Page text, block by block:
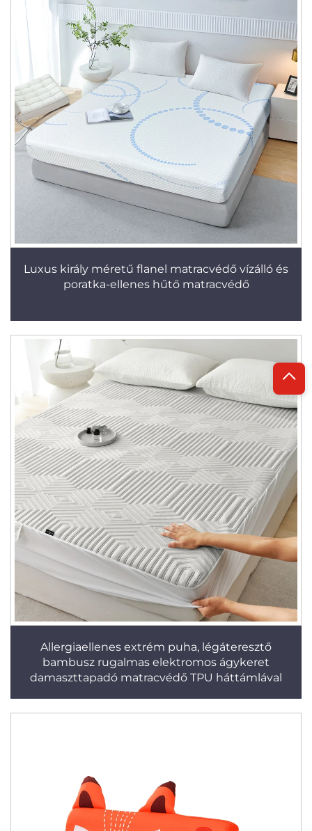
Luxus király méretű flanel matracvédő vízálló és
poratka-ellenes hűtő matracvédő
Allergiaellenes extrém puha, légáteresztő
bambusz rugalmas elektromos ágykeret
damaszttapadó matracvédő TPU háttámlával